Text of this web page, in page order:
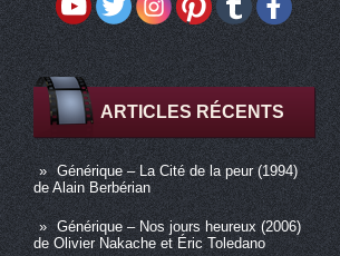
ARTICLES RÉCENTS
Générique – La Cité de la peur (1994)
de Alain Berbérian
Générique – Nos jours heureux (2006)
de Olivier Nakache et Éric Toledano